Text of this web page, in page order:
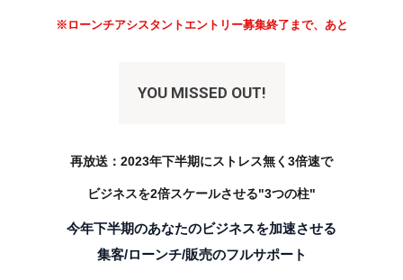
※ローンチアシスタントエントリー募集終了まで、あと
YOU MISSED OUT!
再放送： 2023年下半期にストレス無く 3倍速で
ビジネスを2倍スケールさせる"3つの柱"
今年下半期のあなたのビジネスを加速させる
集客/ローンチ/販売のフルサポート